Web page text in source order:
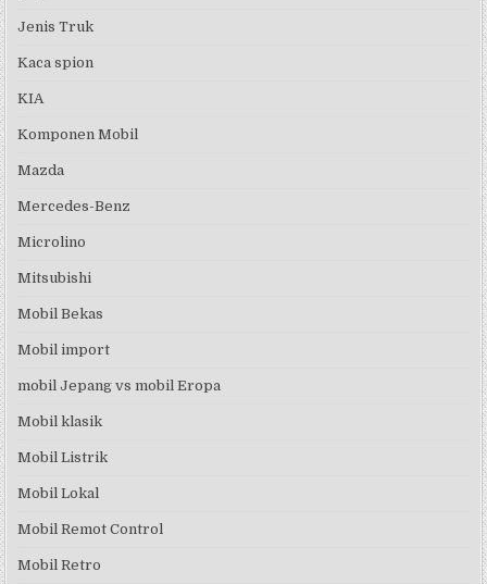
Jenis Truk
Kaca spion
KIA
Komponen Mobil
Mazda
Mercedes-Benz
Microlino
Mitsubishi
Mobil Bekas
Mobil import
mobil Jepang vs mobil Eropa
Mobil klasik
Mobil Listrik
Mobil Lokal
Mobil Remot Control
Mobil Retro